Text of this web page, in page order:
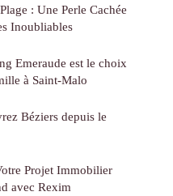
: Une Perle Cachée
Inoubliables
Emeraude est le choix
à Saint-Malo
Béziers depuis le
Projet Immobilier
avec Rexim